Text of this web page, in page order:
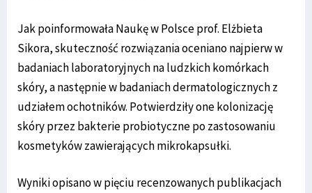
Jak poinformowała Naukę w Polsce prof. Elżbieta
Sikora, skuteczność rozwiązania oceniano najpierw w
badaniach laboratoryjnych na ludzkich komórkach
skóry, a następnie w badaniach dermatologicznych z
udziałem ochotników. Potwierdziły one kolonizację
skóry przez bakterie probiotyczne po zastosowaniu
kosmetyków zawierających mikrokapsułki.
Wyniki opisano w pięciu recenzowanych publikacjach